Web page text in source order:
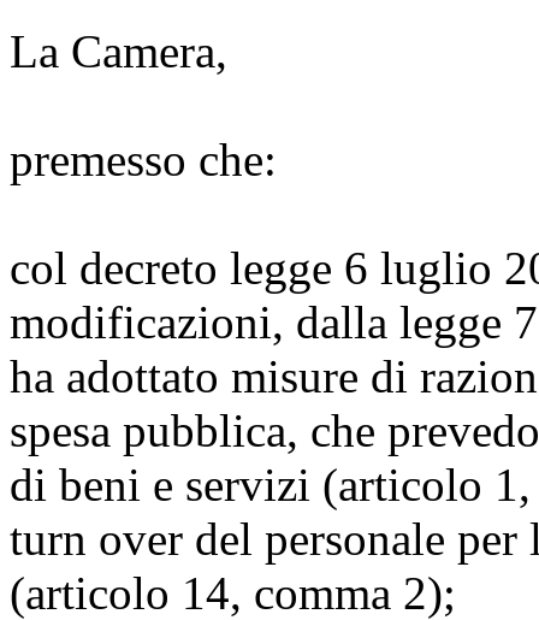
La Camera,
premesso che:
col decreto legge 6 luglio
modificazioni, dalla legge
ha adottato misure di
spesa pubblica, che
di beni e servizi (articolo
turn over del personale
(articolo 14, comma 2);